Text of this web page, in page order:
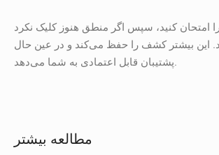
را امتحان کنید، سپس اگر منطق هنوز کلیک نکرد
این بیشتر کشف را حفظ می‌کند و در عین حال
پشتیبان قابل اعتمادی به شما می‌دهد.
مطالعه بیشتر